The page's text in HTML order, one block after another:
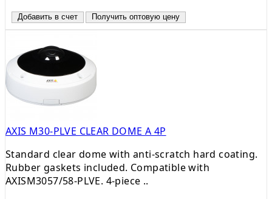
Добавить в счет Получить оптовую цену
AXIS M30-PLVE CLEAR DOME A 4P
Standard clear dome with anti-scratch hard coating.
Rubber gaskets included. Compatible with
AXISM3057/58-PLVE. 4-piece ..